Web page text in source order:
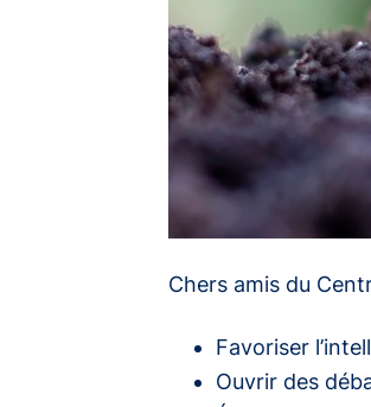
Chers amis du
Favoriser
Ouvrir des